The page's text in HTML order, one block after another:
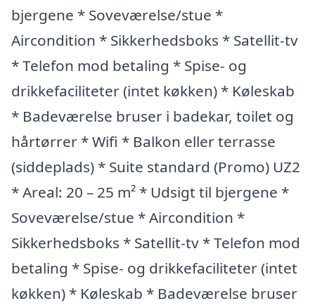
bjergene * Soveværelse/stue *
Aircondition * Sikkerhedsboks * Satellit-tv
* Telefon mod betaling * Spise- og
drikkefaciliteter (intet køkken) * Køleskab
* Badeværelse bruser i badekar, toilet og
hårtørrer * Wifi * Balkon eller terrasse
(siddeplads) * Suite standard (Promo) UZ2
* Areal: 20 – 25 m² * Udsigt til bjergene *
Soveværelse/stue * Aircondition *
Sikkerhedsboks * Satellit-tv * Telefon mod
betaling * Spise- og drikkefaciliteter (intet
køkken) * Køleskab * Badeværelse bruser